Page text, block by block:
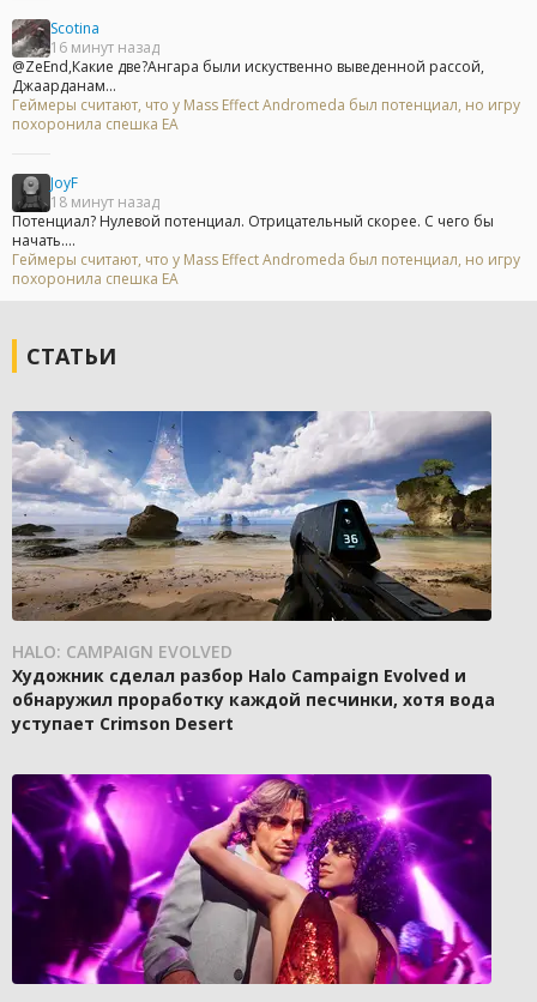
Scotina
16 минут назад
@ZeEnd,Какие две?Ангара были искуственно выведенной рассой,
Джаарданам...
Геймеры считают, что у Mass Effect Andromeda был потенциал, но игру
похоронила спешка EA
JoyF
18 минут назад
Потенциал? Нулевой потенциал. Отрицательный скорее. С чего бы
начать....
Геймеры считают, что у Mass Effect Andromeda был потенциал, но игру
похоронила спешка EA
СТАТЬИ
HALO: CAMPAIGN EVOLVED
Художник сделал разбор Halo Campaign Evolved и
обнаружил проработку каждой песчинки, хотя вода
уступает Crimson Desert